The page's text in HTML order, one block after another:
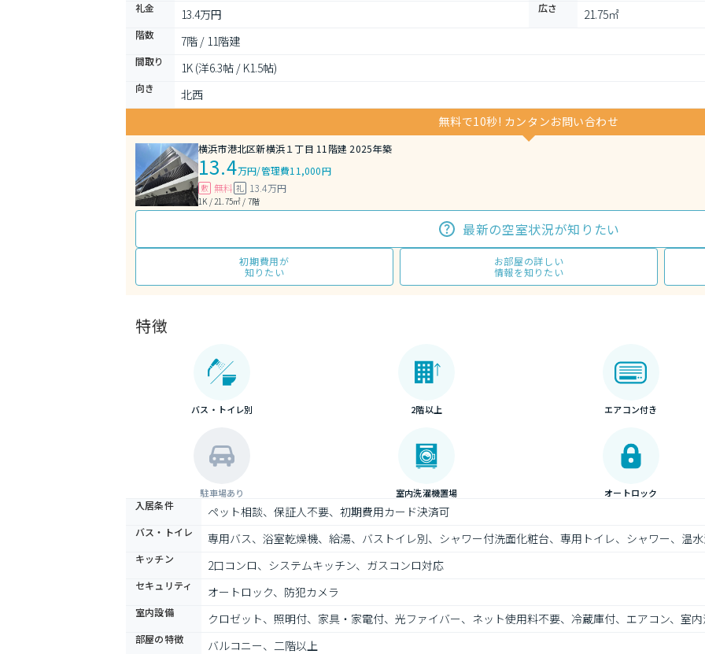
礼金 13.4万円 広さ 21.75㎡
階数 7階 / 11階建
間取り 1K (洋6.3帖 / K1.5帖)
向き
北西
無料で10秒! カンタンお問い合わせ
横浜市港北区新横浜１丁目 11階建 2025年築
13.4万円/管理費11,000円
敷 無料 礼 13.4万円
1K / 21.75㎡ / 7階
最新の空室状況が知りたい
初期費用が
知りたい
お部屋の詳しい
情報を知りたい
特徴
バス・トイレ別 2階以上 エアコン付き
駐車場あり 室内洗濯機置場 オートロック
入居条件 ペット相談、保証人不要、初期費用カード決済可
バス・トイレ 専用バス、浴室乾燥機、給湯、バストイレ別、シャワー付洗面化粧台、専用トイレ、シャワー、温
キッチン 2口コンロ、システムキッチン、ガスコンロ対応
セキュリティ オートロック、防犯カメラ
室内設備 クロゼット、照明付、家具・家電付、光ファイバー、ネット使用料不要、冷蔵庫付、エアコン、室
部屋の特徴 バルコニー、二階以上